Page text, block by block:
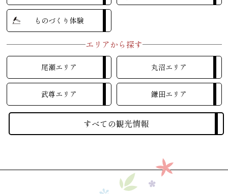
ものづくり体験
エリアから探す
尾瀬エリア 丸沼エリア
武尊エリア 鎌田エリア
すべての観光情報